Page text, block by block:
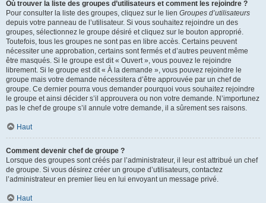
Où trouver la liste des groupes d’utilisateurs et comment les rejoindre ?
Pour consulter la liste des groupes, cliquez sur le lien Groupes d’utilisateurs
depuis votre panneau de l’utilisateur. Si vous souhaitez rejoindre un des
groupes, sélectionnez le groupe désiré et cliquez sur le bouton approprié.
Toutefois, tous les groupes ne sont pas en libre accès. Certains peuvent
nécessiter une approbation, certains sont fermés et d’autres peuvent même
être masqués. Si le groupe est dit « Ouvert », vous pouvez le rejoindre
librement. Si le groupe est dit « À la demande », vous pouvez rejoindre le
groupe mais votre demande nécessitera d’être approuvée par un chef de
groupe. Ce dernier pourra vous demander pourquoi vous souhaitez rejoindre
le groupe et ainsi décider s’il approuvera ou non votre demande. N’importunez
pas le chef de groupe s’il annule votre demande, il a sûrement ses raisons.
Haut
Comment devenir chef de groupe ?
Lorsque des groupes sont créés par l’administrateur, il leur est attribué un chef
de groupe. Si vous désirez créer un groupe d’utilisateurs, contactez
l’administrateur en premier lieu en lui envoyant un message privé.
Haut